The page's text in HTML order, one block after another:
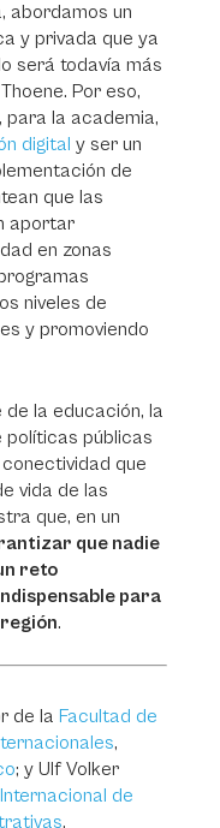
abordamos un
y privada que ya
será todavía más
Por eso,
para la academia,
digital y ser un
de
que las
aportar
en zonas
niveles de
y promoviendo
la educación, la
políticas públicas
que
vida de las
que, en un
que nadie
reto
para
.
de la Facultad de
,
; y Ulf Volker
de
,